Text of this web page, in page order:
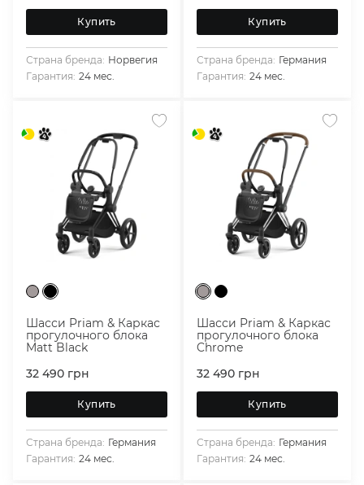
Купить
Страна бренда: Норвегия
Гарантия: 24 мес.
Купить
Страна бренда: Германия
Гарантия: 24 мес.
Шасси Priam & Каркас
прогулочного блока
Matt Black
32 490 грн
Купить
Страна бренда: Германия
Гарантия: 24 мес.
Шасси Priam & Каркас
прогулочного блока
Chrome
32 490 грн
Купить
Страна бренда: Германия
Гарантия: 24 мес.